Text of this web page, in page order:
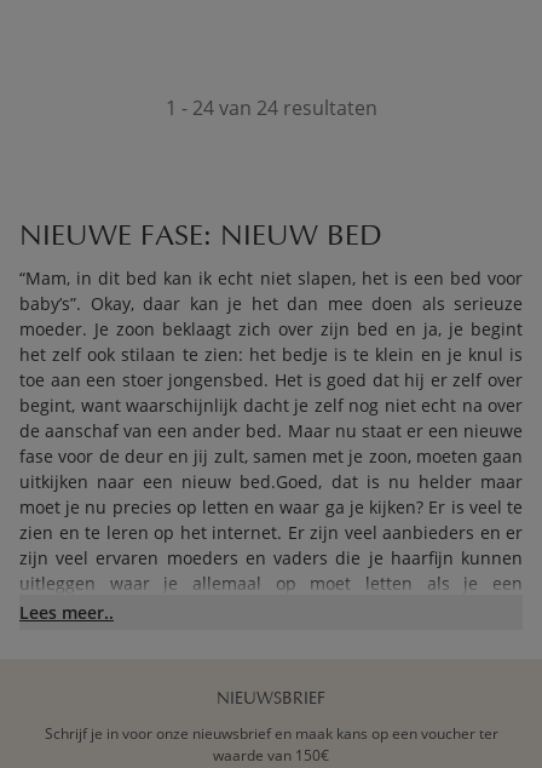
1 - 24 van 24 resultaten
NIEUWE FASE: NIEUW BED
“Mam, in dit bed kan ik echt niet slapen, het is een bed voor
baby’s”. Okay, daar kan je het dan mee doen als serieuze
moeder. Je zoon beklaagt zich over zijn bed en ja, je begint
het zelf ook stilaan te zien: het bedje is te klein en je knul is
toe aan een stoer jongensbed. Het is goed dat hij er zelf over
begint, want waarschijnlijk dacht je zelf nog niet echt na over
de aanschaf van een ander bed. Maar nu staat er een nieuwe
fase voor de deur en jij zult, samen met je zoon, moeten gaan
uitkijken naar een nieuw bed.Goed, dat is nu helder maar
moet je nu precies op letten en waar ga je kijken? Er is veel te
zien en te leren op het internet. Er zijn veel aanbieders en er
zijn veel ervaren moeders en vaders die je haarfijn kunnen
uitleggen waar je allemaal op moet letten als je een
jongensbed gaat kopen. Ook al voelt je zoon zich al heel erg
hoogslapers en allerlei materiaalsoorten. Van steigerhout tot
metaal: er is ongelooflijk veel keus! Hoe meer je erover weet,
hoe beter je een keuze kunt maken die past bij de behoeften
Lees meer..
NIEUWSBRIEF
Schrijf je in voor onze nieuwsbrief en maak kans op een voucher ter
waarde van 150€